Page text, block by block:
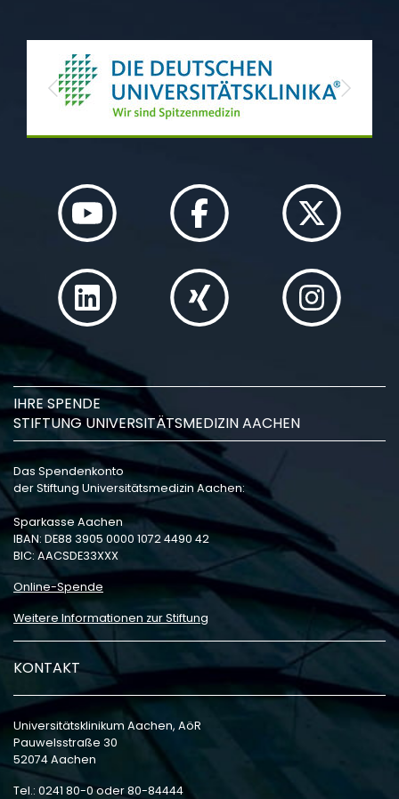
Previous Next
IHRE SPENDE
STIFTUNG UNIVERSITÄTSMEDIZIN AACHEN
Das Spendenkonto
der Stiftung Universitätsmedizin Aachen:
Sparkasse Aachen
IBAN: DE88 3905 0000 1072 4490 42
BIC: AACSDE33XXX
Online-Spende
Weitere Informationen zur Stiftung
KONTAKT
Universitätsklinikum Aachen, AöR
Pauwelsstraße 30
52074 Aachen
Tel.: 0241 80-0 oder 80-84444